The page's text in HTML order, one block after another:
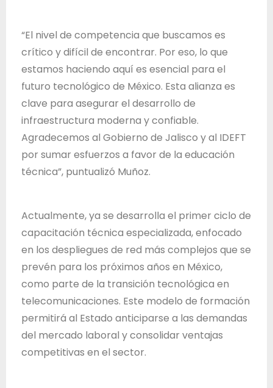
“El nivel de competencia que buscamos es
crítico y difícil de encontrar. Por eso, lo que
estamos haciendo aquí es esencial para el
futuro tecnológico de México. Esta alianza es
clave para asegurar el desarrollo de
infraestructura moderna y confiable.
Agradecemos al Gobierno de Jalisco y al IDEFT
por sumar esfuerzos a favor de la educación
técnica”, puntualizó Muñoz.
Actualmente, ya se desarrolla el primer ciclo de
capacitación técnica especializada, enfocado
en los despliegues de red más complejos que se
prevén para los próximos años en México,
como parte de la transición tecnológica en
telecomunicaciones. Este modelo de formación
permitirá al Estado anticiparse a las demandas
del mercado laboral y consolidar ventajas
competitivas en el sector.